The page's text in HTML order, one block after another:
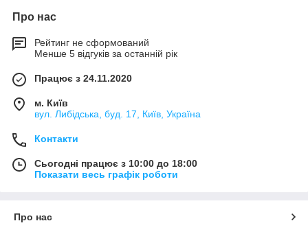
Про нас
Рейтинг не сформований
Менше 5 відгуків за останній рік
Працює з 24.11.2020
м. Київ
вул. Либідська, буд. 17, Київ, Україна
Контакти
Сьогодні працює з 10:00 до 18:00
Показати весь графік роботи
Про нас